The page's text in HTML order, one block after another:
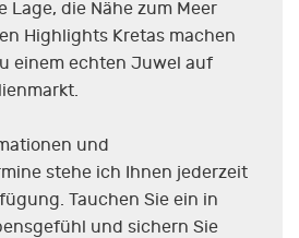
Lage, die Nähe zum Meer
Highlights Kretas machen
einem echten Juwel auf
und
stehe ich Ihnen jederzeit
Tauchen Sie ein in
und sichern Sie